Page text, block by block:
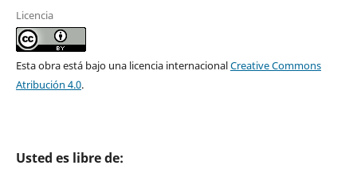
Licencia
Esta obra está bajo una licencia internacionalCreative Commons
Atribución 4.0.
Usted es libre de: